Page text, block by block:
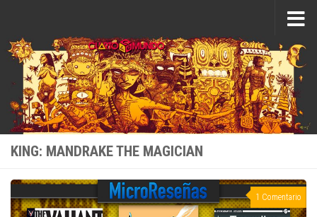
KING: MANDRAKE THE MAGICIAN
1 Comentario